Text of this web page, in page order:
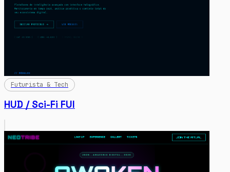
Futurista & Tech
HUD / Sci-Fi FUI